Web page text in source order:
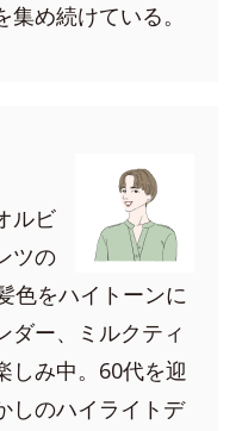
め続けている。
ルビ
ツの
色をハイトーンに
ダー、ミルクティ
しみ中。60代を迎
しのハイライトデ